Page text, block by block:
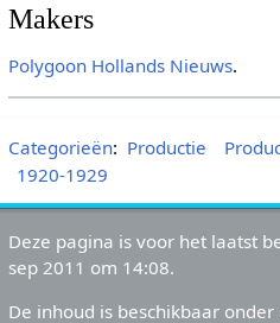
Makers
Polygoon Hollands Nieuws.
Categorieën: Productie
1920-1929
Deze pagina is voor het laatst
sep 2011 om 14:08.
De inhoud is beschikbaar onder